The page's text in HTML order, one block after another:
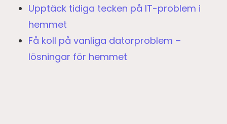
Upptäck tidiga tecken på IT-problem i
hemmet
Få koll på vanliga datorproblem –
lösningar för hemmet